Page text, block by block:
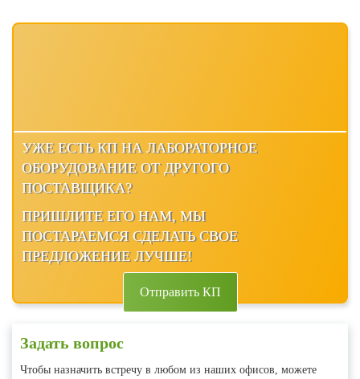
УЖЕ ЕСТЬ КП НА ЛАБОРАТОРНОЕ
ОБОРУДОВАНИЕ ОТ ДРУГОГО
ПОСТАВЩИКА?
ПРИШЛИТЕ ЕГО НАМ, МЫ
ПОСТАРАЕМСЯ СДЕЛАТЬ СВОЕ
ПРЕДЛОЖЕНИЕ ЛУЧШЕ!
Отправить КП
Задать вопрос
Чтобы назначить встречу в любом из наших офисов, можете